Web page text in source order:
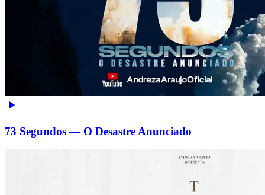
73 Segundos — O Desastre Anunciado